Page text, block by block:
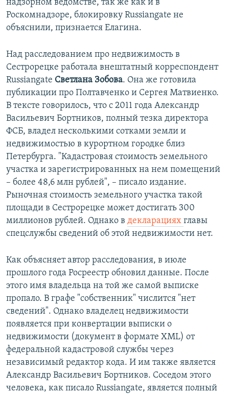
надзорном ведомстве, так же как и в
Роскомнадзоре, блокировку Russiangate не
объяснили, признается Елагина.
Над расследованием про недвижимость в
Сестрорецке работала внештатный корреспондент
Russiangate Светлана Зобова. Она же готовила
публикации про Полтавченко и Сергея Матвиенко.
В тексте говорилось, что с 2011 года Александр
Васильевич Бортников, полный тезка директора
ФСБ, владел несколькими сотками земли и
недвижимостью в курортном городке близ
Петербурга. "Кадастровая стоимость земельного
участка и зарегистрированных на нем помещений
– более 48,6 млн рублей", – писало издание.
Рыночная стоимость земельного участка такой
площади в Сестрорецке может достигать 300
миллионов рублей. Однако в декларациях ​ главы
спецслужбы сведений об этой недвижимости нет.
​Как объясняет автор расследования, в июле
прошлого года Росреестр обновил данные. После
этого имя владельца на той же самой выписке
пропало. В графе "собственник" числится "нет
сведений". Однако владелец недвижимости
появляется при конвертации выписки о
недвижимости (документ в формате XML) от
федеральной кадастровой службы через
независимый редактор кода. И им также является
Александр Васильевич Бортников. Соседом этого
человека, как писало Russiangate, является полный